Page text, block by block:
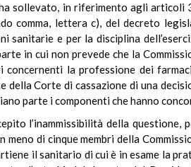
sollevato, in riferimento agli
comma, lettera c), del decreto
e per la disciplina
in cui non prevede che la
la professione dei
Corte di cassazione di una
parte i componenti che hanno
l’inammissibilità della
di cinque membri della
il sanitario di cui è in esame la